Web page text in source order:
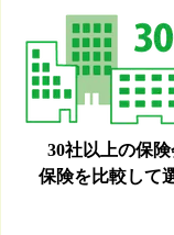
30社以上の保
保険を比較して